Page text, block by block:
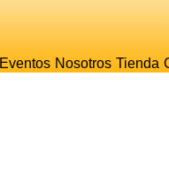
Eventos Nosotros Tienda